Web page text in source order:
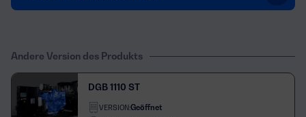
Andere Version des Produkts
DGB 1110 ST
VERSION:Geöffnet